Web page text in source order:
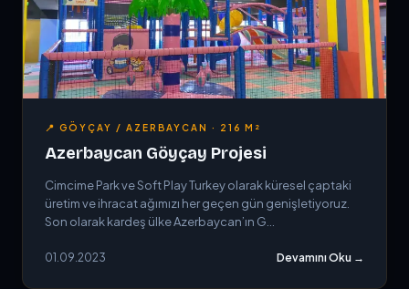
📍 GÖYÇAY / AZERBAYCAN · 216 M²
Azerbaycan Göyçay Projesi
Cimcime Park ve Soft Play Turkey olarak küresel çaptaki
üretim ve ihracat ağımızı her geçen gün genişletiyoruz.
Son olarak kardeş ülke Azerbaycan’ın G...
01.09.2023 Devamını Oku →